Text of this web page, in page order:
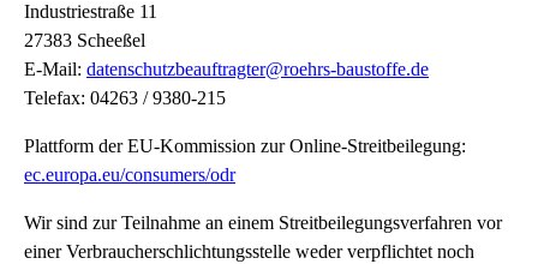
Industriestraße 11
27383 Scheeßel
E-Mail: datenschutzbeauftragter@roehrs-baustoffe.de
Telefax: 04263 / 9380-215
Plattform der EU-Kommission zur Online-Streitbeilegung:
ec.europa.eu/consumers/odr
Wir sind zur Teilnahme an einem Streitbeilegungsverfahren vor
einer Verbraucherschlichtungsstelle weder verpflichtet noch